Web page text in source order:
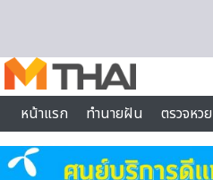
หน้าแรก
ทำนายฝัน ตรวจหวย
ไลฟ์สไตล์